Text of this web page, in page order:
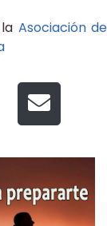
Asociación de